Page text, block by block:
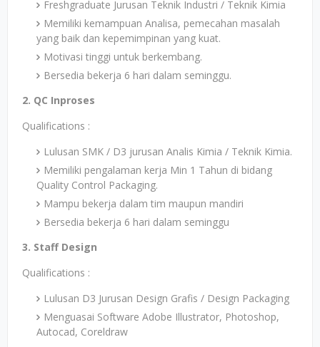
Freshgraduate Jurusan Teknik Industri / Teknik Kimia
Memiliki kemampuan Analisa, pemecahan masalah
yang baik dan kepemimpinan yang kuat.
Motivasi tinggi untuk berkembang.
Bersedia bekerja 6 hari dalam seminggu.
2. QC Inproses
Qualifications :
Lulusan SMK / D3 jurusan Analis Kimia / Teknik Kimia.
Memiliki pengalaman kerja Min 1 Tahun di bidang
Quality Control Packaging.
Mampu bekerja dalam tim maupun mandiri
Bersedia bekerja 6 hari dalam seminggu
3. Staff Design
Qualifications :
Lulusan D3 Jurusan Design Grafis / Design Packaging
Menguasai Software Adobe Illustrator, Photoshop,
Autocad, Coreldraw